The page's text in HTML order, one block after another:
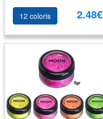
12 coloris 2.48€